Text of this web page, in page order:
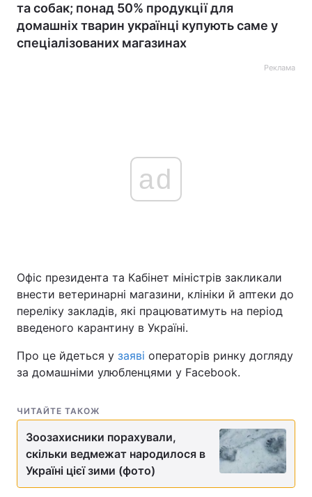
та собак; понад 50% продукції для
домашніх тварин українці купують саме у
спеціалізованих магазинах
Реклама
ad
Офіс президента та Кабінет міністрів закликали
внести ветеринарні магазини, клініки й аптеки до
переліку закладів, які працюватимуть на період
введеного карантину в Україні.
Про це йдеться у заяві операторів ринку догляду
за домашніми улюбленцями у Facebook.
ЧИТАЙТЕ ТАКОЖ
Зоозахисники порахували,
скільки ведмежат народилося в
Україні цієї зими (фото)